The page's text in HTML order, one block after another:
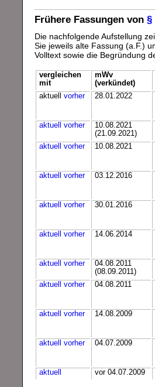
Frühere Fassungen von §
Die nachfolgende Aufstellung
Sie jeweils alte Fassung (a.F.)
Volltext sowie die Begründung
vergleichen
mit
mWv
(verkündet)
aktuell vorher 28.01.2022
aktuell
vorher
10.08.2021
(21.09.2021)
aktuell
vorher 10.08.2021
aktuell
vorher 03.12.2016
aktuell
vorher 30.01.2016
aktuell
vorher 14.06.2014
aktuell
vorher
04.08.2011
(08.09.2011)
aktuell
vorher 04.08.2011
aktuell
vorher 14.08.2009
aktuell
vorher 04.07.2009
aktuell
vor 04.07.2009